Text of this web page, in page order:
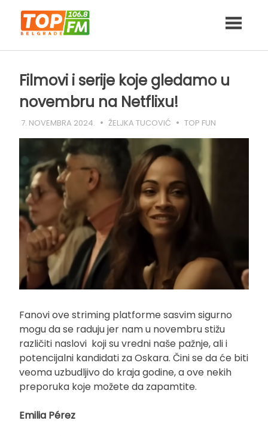
content
Filmovi i serije koje gledamo u
novembru na Netflixu!
7. NOVEMBRA 2024. ŽELJKA TUCOVIĆ TOP FUN
Fanovi ove striming platforme sasvim sigurno
mogu da se raduju jer nam u novembru stižu
različiti naslovi koji su vredni naše pažnje, ali i
potencijalni kandidati za Oskara. Čini se da će biti
veoma uzbudljivo do kraja godine, a ove nekih
preporuka koje možete da zapamtite.
Emilia Pérez